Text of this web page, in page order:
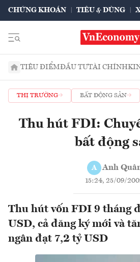
CHỨNG KHOÁN TIÊU & DÙNG
TIÊU ĐIỂMĐẦU TƯTÀI CHÍNH
THỊ TRƯỜNG BẤT ĐỘNG SẢN
Thu hút FDI:
bất động
A Anh
15:24, 25/09/
Thu hút vốn FDI 9 tháng
USD, cả đăng ký mới và
ngân đạt 7,2 tỷ USD